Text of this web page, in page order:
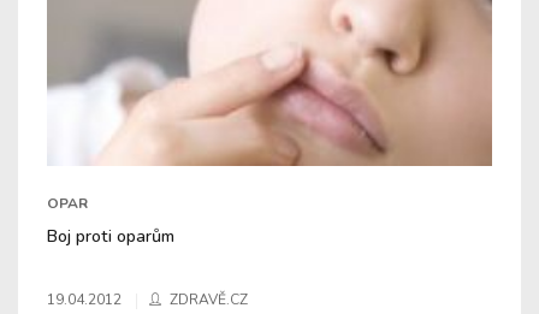
OPAR
Boj proti oparům
19.04.2012 ZDRAVĚ.CZ